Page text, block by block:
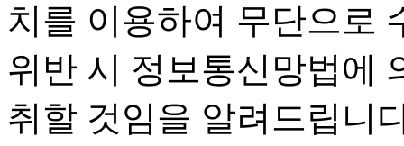
치를 이용하여 무단으로
위반 시 정보통신망법에
취할 것임을 알려드립니